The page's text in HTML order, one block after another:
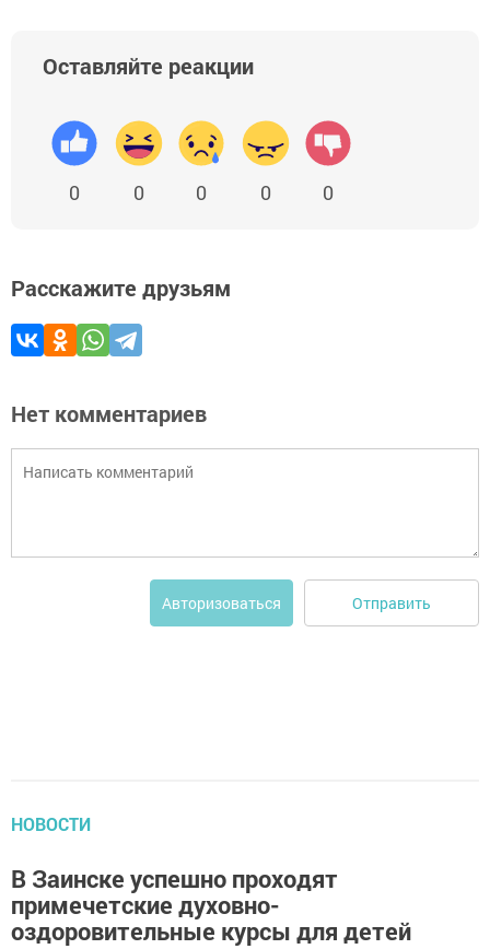
Оставляйте реакции
0 0 0 0 0
Расскажите друзьям
Нет комментариев
Авторизоваться Отправить
НОВОСТИ
В Заинске успешно проходят
примечетские духовно-
оздоровительные курсы для детей